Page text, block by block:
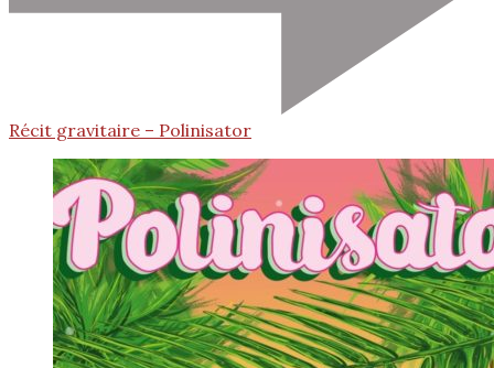
Récit gravitaire – Polinisator